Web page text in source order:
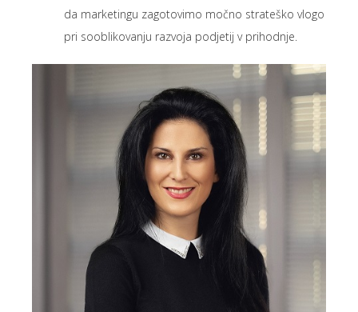
da marketingu zagotovimo močno strateško vlogo
pri sooblikovanju razvoja podjetij v prihodnje.